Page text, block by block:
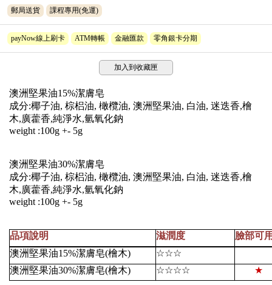
郵局送貨 課程專用(免運)
payNow線上刷卡 ATM轉帳 金融匯款 零角銀卡分期
加入到收藏匣
澳洲堅果油15%潔膚皂
成分:椰子油, 棕梠油, 橄欖油, 澳洲堅果油, 白油, 迷迭香,檜
木,廣藿香,純淨水,氫氧化鈉
weight :100g +- 5g
澳洲堅果油30%潔膚皂
成分:椰子油, 棕梠油, 橄欖油, 澳洲堅果油, 白油, 迷迭香,檜
木,廣藿香,純淨水,氫氧化鈉
weight :100g +- 5g
品項說明 滋潤度
臉部可
澳洲堅果油15%潔膚皂(檜木)
☆☆☆
澳洲堅果油30%潔膚皂(檜木)
☆☆☆☆ ★